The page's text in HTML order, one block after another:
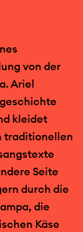
von der
Ariel
kleidet
traditionellen
Seite
durch die
die
Käse